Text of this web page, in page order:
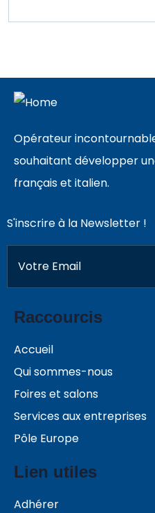
Opérateur
souhaitant développer
français et italien.
S'inscrire à la Newsletter !
Raccourcis
Accueil
Qui sommes-nous
Foires et salons
Services aux entreprises
Pôle Europe
Lien utiles
Adhérer